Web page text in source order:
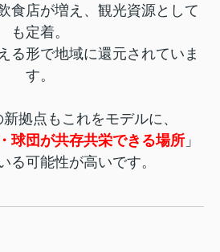
食店が増え、観光資源として
も定着。
る形で地域に還元されていま
す。
拠点もこれをモデルに、
球団が共存共栄できる場所 」
る可能性が高いです。